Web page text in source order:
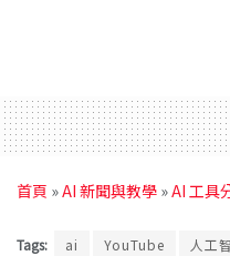
首頁 »AI 新聞與教學 »AI 工具
Tags: ai YouTube 人工